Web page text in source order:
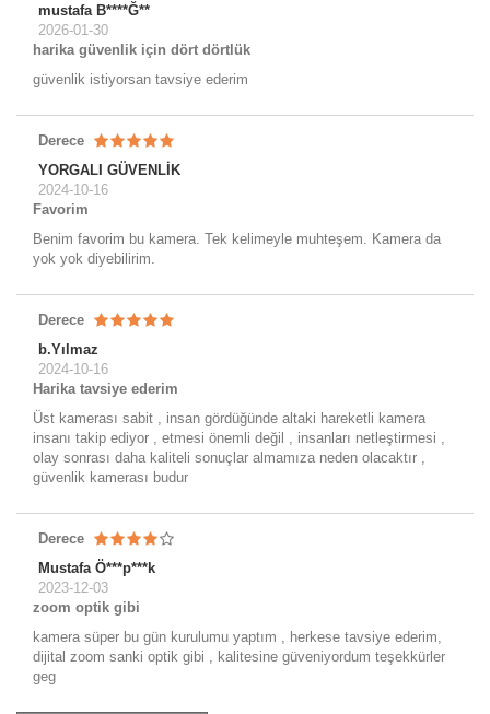
mustafa B****Ğ**
2026-01-30
harika güvenlik için dört dörtlük
güvenlik istiyorsan tavsiye ederim
Derece
YORGALI GÜVENLİK
2024-10-16
Favorim
Benim favorim bu kamera. Tek kelimeyle muhteşem. Kamera da
yok yok diyebilirim.
Derece
b.Yılmaz
2024-10-16
Harika tavsiye ederim
Üst kamerası sabit , insan gördüğünde altaki hareketli kamera
insanı takip ediyor , etmesi önemli değil , insanları netleştirmesi ,
olay sonrası daha kaliteli sonuçlar almamıza neden olacaktır ,
güvenlik kamerası budur
Derece
Mustafa Ö***p***k
2023-12-03
zoom optik gibi
kamera süper bu gün kurulumu yaptım , herkese tavsiye ederim,
dijital zoom sanki optik gibi , kalitesine güveniyordum teşekkürler
geg